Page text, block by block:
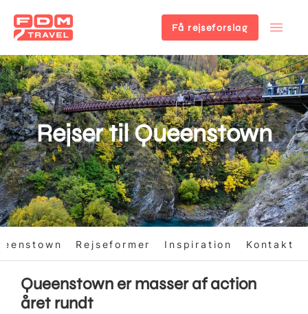
Gå
til
hovedindhold
Få rejseforslag
Rejser til Queenstown
Rejseformer Inspiration Kontakt
Queenstown er masser af action
året rundt